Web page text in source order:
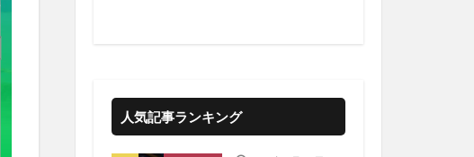
人気記事ランキング